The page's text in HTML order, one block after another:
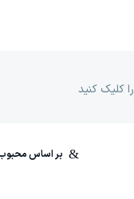
را کلیک کنید